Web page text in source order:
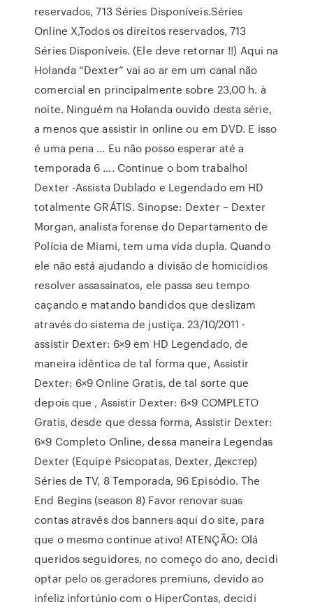
reservados, 713 Séries Disponíveis.Séries
Online X,Todos os direitos reservados, 713
Séries Disponíveis. (Ele deve retornar !!) Aqui na
Holanda “Dexter” vai ao ar em um canal não
comercial en principalmente sobre 23,00 h. à
noite. Ninguém na Holanda ouvido desta série,
a menos que assistir in online ou em DVD. E isso
é uma pena … Eu não posso esperar até a
temporada 6 …. Continue o bom trabalho!
Dexter -Assista Dublado e Legendado em HD
totalmente GRÁTIS. Sinopse: Dexter – Dexter
Morgan, analista forense do Departamento de
Polícia de Miami, tem uma vida dupla. Quando
ele não está ajudando a divisão de homicídios
resolver assassinatos, ele passa seu tempo
caçando e matando bandidos que deslizam
através do sistema de justiça. 23/10/2011 ·
assistir Dexter: 6×9 em HD Legendado, de
maneira idêntica de tal forma que, Assistir
Dexter: 6×9 Online Gratis, de tal sorte que
depois que , Assistir Dexter: 6×9 COMPLETO
Gratis, desde que dessa forma, Assistir Dexter:
6×9 Completo Online, dessa maneira Legendas
Dexter (Equipe Psicopatas, Dexter, Декстер)
Séries de TV, 8 Temporada, 96 Episódio. The
End Begins (season 8) Favor renovar suas
contas através dos banners aqui do site, para
que o mesmo continue ativo! ATENÇÃO: Olá
queridos seguidores, no começo do ano, decidi
optar pelo os geradores premiuns, devido ao
infeliz infortúnio com o HiperContas, decidi